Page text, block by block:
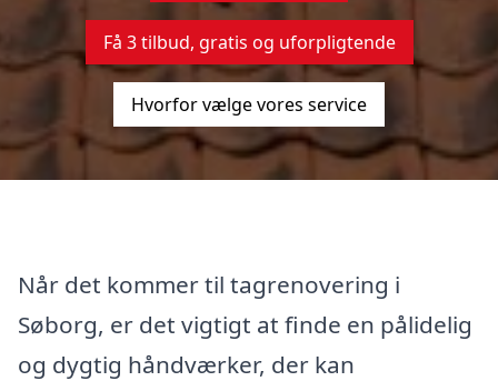
Få 3 tilbud, gratis og uforpligtende
Hvorfor vælge vores service
Når det kommer til tagrenovering i
Søborg, er det vigtigt at finde en pålidelig
og dygtig håndværker, der kan